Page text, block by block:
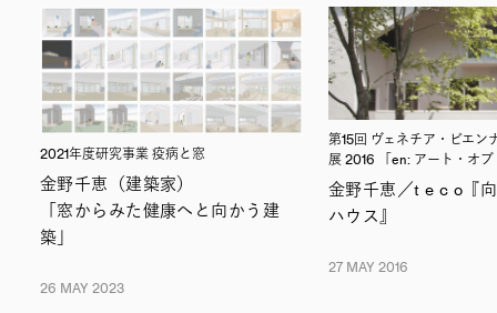
2021年度研究事業 疫病と窓
金野千恵（建築家）
「窓からみた健康へと向かう建
築」
26 MAY 2023
第15回 ヴェネチア・ビエン
展 2016 「en: アート・オ
金野千恵／t e c o『
ハウス』
27 MAY 2016